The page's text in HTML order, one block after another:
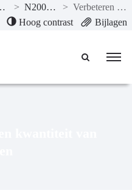
> N2000-gebieden hersteld en versterkt >
Verbeteren kwaliteit en kwantiteit van habitattypen en soorten
Hoog contrast Bijlagen